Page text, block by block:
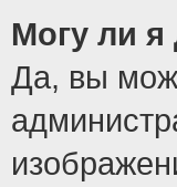
Могу ли
Да, вы